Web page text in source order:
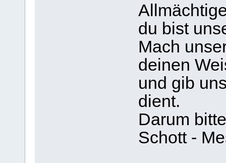
du bist
Mach
deinen
und gib
dient.
Darum
Schott -